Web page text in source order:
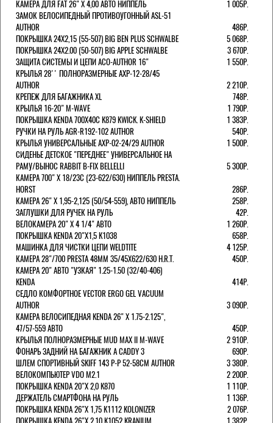
КАМЕРА ДЛЯ FAT 26" X 4,00 АВТО НИППЕЛЬ
1 005Р.
ЗАМОК ВЕЛОСИПЕДНЫЙ ПРОТИВОУГОННЫЙ ASL-51
AUTHOR
486Р.
ПОКРЫШКА 24X2,15 (55-507) BIG BEN PLUS SCHWALBE
5 068Р.
ПОКРЫШКА 24X2.00 (50-507) BIG APPLE SCHWALBE
3 670Р.
ЗАЩИТА СИСТЕМЫ И ЦЕПИ ACO-AUTHOR 16"
1 550Р.
КРЫЛЬЯ 28'' ПОЛНОРАЗМЕРНЫЕ AXP-12-28/45
AUTHOR
2 210Р.
КРЕПЕЖ ДЛЯ БАГАЖНИКА XL
748Р.
КРЫЛЬЯ 16-20" M-WAVE
1 790Р.
ПОКРЫШКА KENDA 700Х40С K879 KWICK. K-SHIELD
1 383Р.
РУЧКИ НА РУЛЬ AGR-R192-102 AUTHOR
540Р.
КРЫЛЬЯ УНИВЕРСАЛЬНЫЕ AXP-02-24/29 AUTHOR
1 500Р.
СИДЕНЬЕ ДЕТСКОЕ "ПЕРЕДНЕЕ" УНИВЕРСАЛЬНОЕ НА
РАМУ/ВЫНОС RABBIT B-FIX BELLELLI
5 300Р.
КАМЕРА 700" Х 18/23C (23-622/630) НИППЕЛЬ PRESTA.
HORST
286Р.
КАМЕРА 26" X 1,95-2,125 (50/54-559), АВТО НИППЕЛЬ
258Р.
ЗАГЛУШКИ ДЛЯ РУЧЕК НА РУЛЬ
42Р.
ВЕЛОКАМЕРА 20" Х 4 1/4" АВТО
1 260Р.
ПОКРЫШКА KENDA 20"Х1,5 K1038
658Р.
МАШИНКА ДЛЯ ЧИСТКИ ЦЕПИ WELDTITE
4 125Р.
КАМЕРА 28"/700 PRESTA 48ММ 35/45Х622/630 H.R.T.
450Р.
КАМЕРА 20" АВТО "УЗКАЯ" 1.25-1.50 (32/40-406)
KENDA
414Р.
СЕДЛО КОМФОРТНОЕ VECTOR ERGO GEL VACUUM
AUTHOR
3 090Р.
КАМЕРА ВЕЛОСИПЕДНАЯ KENDA 26" Х 1.75-2.125",
47/57-559 АВТО
450Р.
КРЫЛЬЯ ПОЛНОРАЗМЕРНЫЕ MUD MAX II M-WAVE
2 910Р.
ФОНАРЬ ЗАДНИЙ НА БАГАЖНИК A CADDY 3
690Р.
ШЛЕМ СПОРТИВНЫЙ SKIFF 143 Р-Р 52-58СМ AUTHOR
3 380Р.
ВЕЛОКОМПЬЮТЕР VDO M2.1
2 200Р.
ПОКРЫШКА KENDA 20"Х 2,0 K870
1 110Р.
ДЕРЖАТЕЛЬ СМАРТФОНА НА РУЛЬ
1 136Р.
ПОКРЫШКА KENDA 26"Х 1,75 K1112 KOLONIZER
2 076Р.
ПОКРЫШКА KENDA 26"Х 2,10 K1052 KRANIUM
1 382Р.